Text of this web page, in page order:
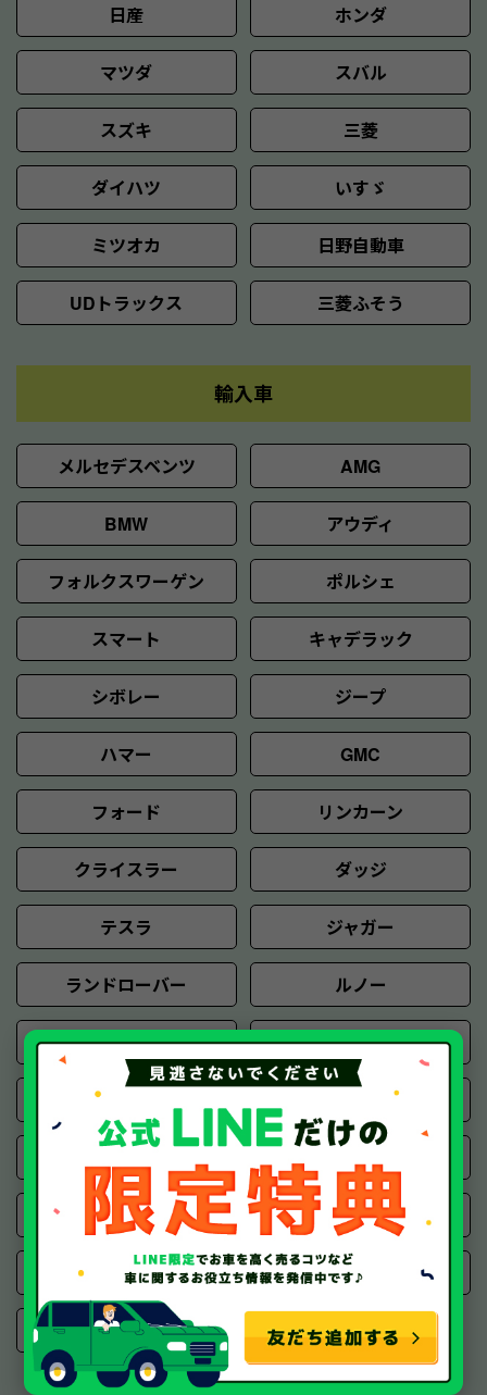
日産 ホンダ
マツダ スバル
スズキ 三菱
ダイハツ いすゞ
ミツオカ 日野自動車
UDトラックス 三菱ふそう
輸入車
メルセデスベンツ AMG
BMW アウディ
フォルクスワーゲン ポルシェ
スマート キャデラック
シボレー ジープ
ハマー GMC
フォード リンカーン
クライスラー ダッジ
テスラ ジャガー
ランドローバー ルノー
ロータス ローバー
ボルボ マセラティ
フィアット シトロエン
アルファロメオ アバルト
ランチア